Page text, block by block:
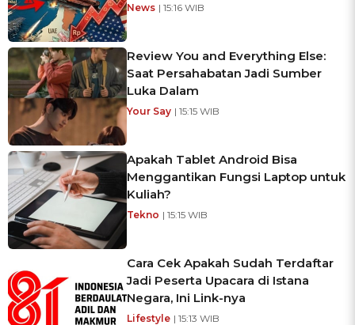
News | 15:16 WIB
Review You and Everything Else:
Saat Persahabatan Jadi Sumber
Luka Dalam
Your Say | 15:15 WIB
Apakah Tablet Android Bisa
Menggantikan Fungsi Laptop untuk
Kuliah?
Tekno | 15:15 WIB
Cara Cek Apakah Sudah Terdaftar
Jadi Peserta Upacara di Istana
Negara, Ini Link-nya
Lifestyle | 15:13 WIB